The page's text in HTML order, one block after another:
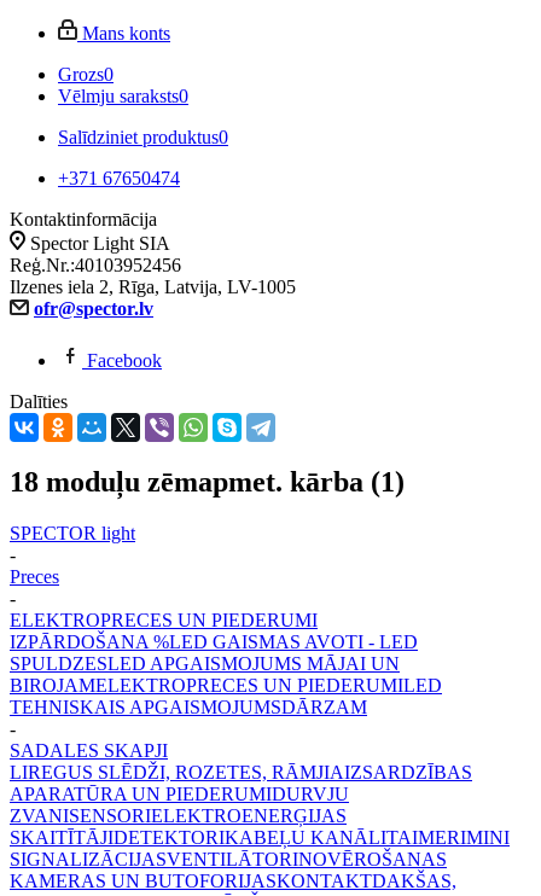
Mans konts
Grozs0
Vēlmju saraksts0
Salīdziniet produktus0
+371 67650474
Kontaktinformācija
Spector Light SIA
Reģ.Nr.:40103952456
Ilzenes iela 2, Rīga, Latvija, LV-1005
ofr@spector.lv
Facebook
Dalīties
18 moduļu zēmapmet. kārba (1)
SPECTOR light
-
Preces
-
ELEKTROPRECES UN PIEDERUMI
IZPĀRDOŠANA %LED GAISMAS AVOTI - LED
SPULDZESLED APGAISMOJUMS MĀJAI UN
BIROJAMELEKTROPRECES UN PIEDERUMILED
TEHNISKAIS APGAISMOJUMSDĀRZAM
-
SADALES SKAPJI
LIREGUS SLĒDŽI, ROZETES, RĀMJIAIZSARDZĪBAS
APARATŪRA UN PIEDERUMIDURVJU
ZVANISENSORIELEKTROENERĢIJAS
SKAITĪTĀJIDETEKTORIKABEĻU KANĀLITAIMERIMINI
SIGNALIZĀCIJASVENTILĀTORINOVĒROŠANAS
KAMERAS UN BUTOFORIJASKONTAKTDAKŠAS,